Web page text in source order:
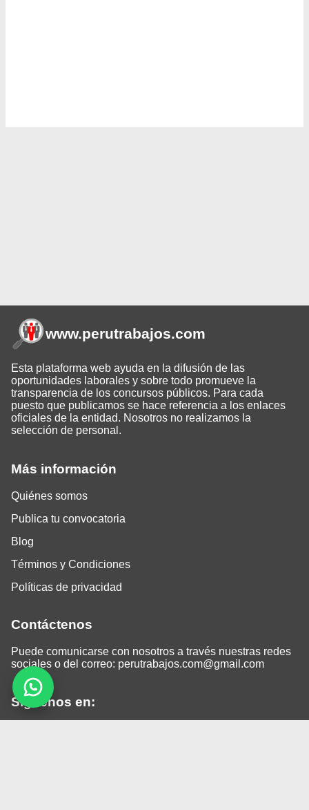
Más información
Quiénes somos
Publica tu convocatoria
Blog
Términos y Condiciones
Políticas de privacidad
Contáctenos
Puede comunicarse con nosotros a través nuestras redes
sociales o del correo: perutrabajos.com@gmail.com
Siguenos en:
www.perutrabajos.com
Esta plataforma web ayuda en la difusión de las
oportunidades laborales y sobre todo promueve la
transparencia de los concursos públicos. Para cada
puesto que publicamos se hace referencia a los enlaces
oficiales de la entidad. Nosotros no realizamos la
selección de personal.